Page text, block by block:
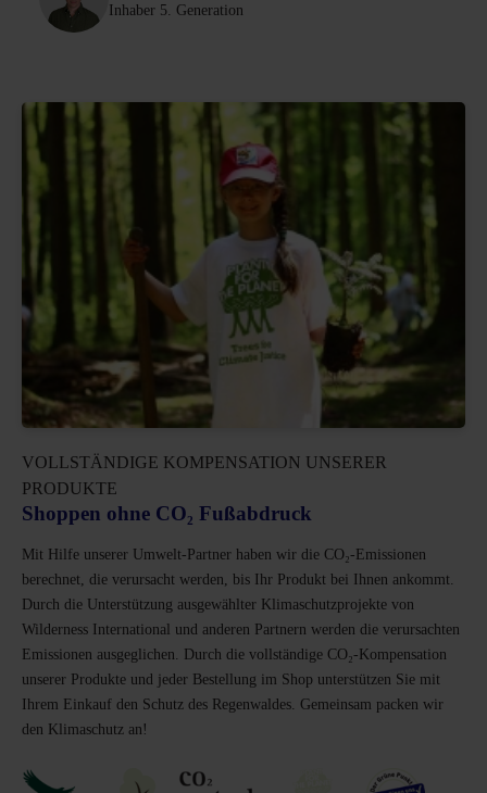
Inhaber 5. Generation
VOLLSTÄNDIGE KOMPENSATION UNSERER
PRODUKTE
Shoppen ohne CO₂ Fußabdruck
Mit Hilfe unserer Umwelt-Partner haben wir die CO₂-Emissionen
berechnet, die verursacht werden, bis Ihr Produkt bei Ihnen ankommt.
Durch die Unterstützung ausgewählter Klimaschutzprojekte von
Wilderness International und anderen Partnern werden die verursachten
Emissionen ausgeglichen. Durch die vollständige CO₂-Kompensation
unserer Produkte und jeder Bestellung im Shop unterstützen Sie mit
Ihrem Einkauf den Schutz des Regenwaldes. Gemeinsam packen wir
den Klimaschutz an!